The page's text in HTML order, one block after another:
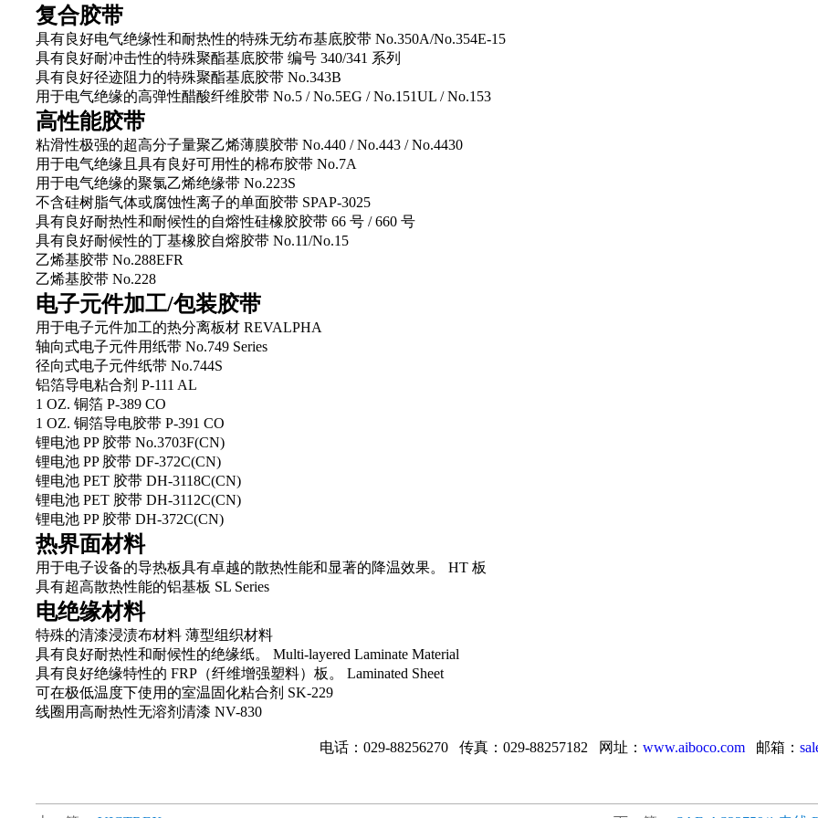
复合胶带
具有良好电气绝缘性和耐热性的特殊无纺布基底胶带 No.350A/No.354E-15
具有良好耐冲击性的特殊聚酯基底胶带 编号 340/341 系列
具有良好径迹阻力的特殊聚酯基底胶带 No.343B
用于电气绝缘的高弹性醋酸纤维胶带 No.5 / No.5EG / No.151UL / No.153
高性能胶带
粘滑性极强的超高分子量聚乙烯薄膜胶带 No.440 / No.443 / No.4430
用于电气绝缘且具有良好可用性的棉布胶带 No.7A
用于电气绝缘的聚氯乙烯绝缘带 No.223S
不含硅树脂气体或腐蚀性离子的单面胶带 SPAP-3025
具有良好耐热性和耐候性的自熔性硅橡胶胶带 66 号 / 660 号
具有良好耐候性的丁基橡胶自熔胶带 No.11/No.15
乙烯基胶带 No.288EFR
乙烯基胶带 No.228
电子元件加工/包装胶带
用于电子元件加工的热分离板材 REVALPHA
轴向式电子元件用纸带 No.749 Series
径向式电子元件纸带 No.744S
铝箔导电粘合剂 P-111 AL
1 OZ. 铜箔 P-389 CO
1 OZ. 铜箔导电胶带 P-391 CO
锂电池 PP 胶带 No.3703F(CN)
锂电池 PP 胶带 DF-372C(CN)
锂电池 PET 胶带 DH-3118C(CN)
锂电池 PET 胶带 DH-3112C(CN)
锂电池 PP 胶带 DH-372C(CN)
热界面材料
用于电子设备的导热板具有卓越的散热性能和显著的降温效果。 HT 板
具有超高散热性能的铝基板 SL Series
电绝缘材料
特殊的清漆浸渍布材料 薄型组织材料
具有良好耐热性和耐候性的绝缘纸。 Multi-layered Laminate Material
具有良好绝缘特性的 FRP（纤维增强塑料）板。 Laminated Sheet
可在极低温度下使用的室温固化粘合剂 SK-229
线圈用高耐热性无溶剂清漆 NV-830
电话：029-88256270 传真：029-88257182 网址： www.aiboco.com 邮箱：